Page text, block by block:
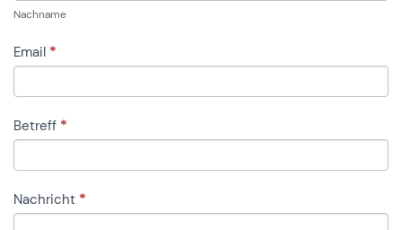
Nachname
Email *
Betreff *
Nachricht *